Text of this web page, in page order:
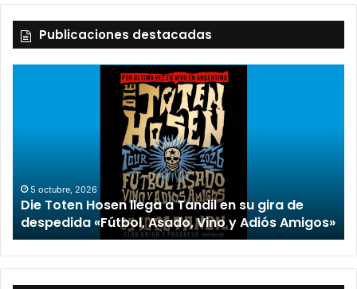
Publicaciones destacadas
“TIRRIA” llega a Tandil con un elenco de lujo
encabezado por Capusotto, Spregelburd y
Stefani